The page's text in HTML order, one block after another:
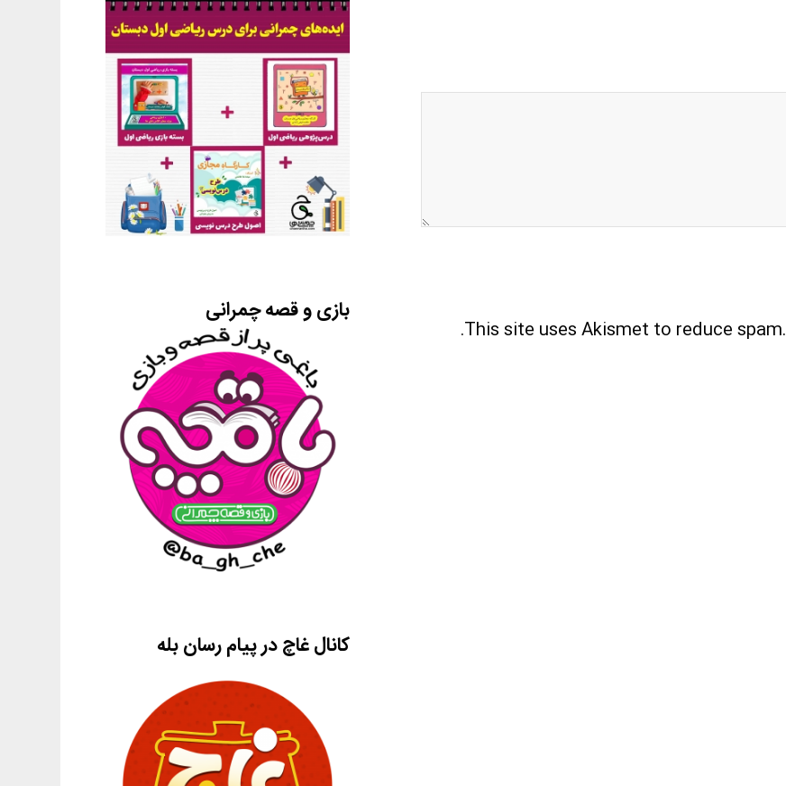
This site uses Akismet to reduce spam.
.
بازی و قصه چمرانی
کانال غاچ در پیام رسان بله